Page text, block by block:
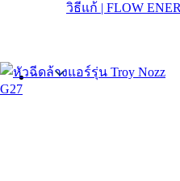
Thai
วิธีแก้ | FLOW